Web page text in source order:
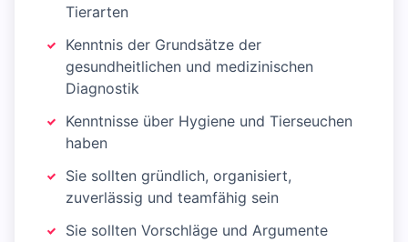
Tierarten
Kenntnis der Grundsätze der
gesundheitlichen und medizinischen
Diagnostik
Kenntnisse über Hygiene und Tierseuchen
haben
Sie sollten gründlich, organisiert,
zuverlässig und teamfähig sein
Sie sollten Vorschläge und Argumente